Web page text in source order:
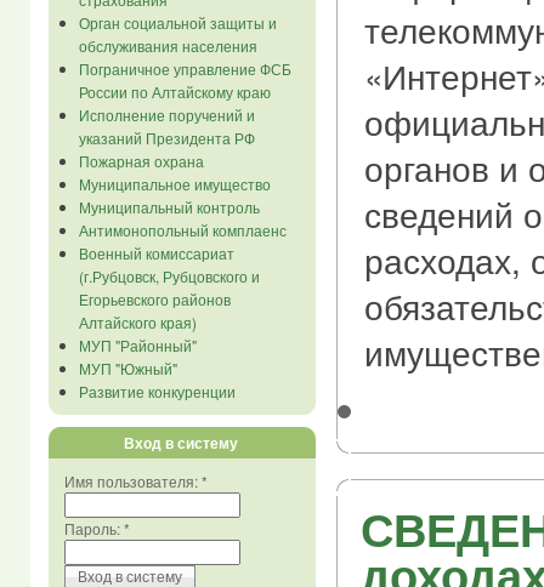
Орган социальной защиты и
обслуживания населения
Пограничное управление ФСБ
России по Алтайскому краю
Исполнение поручений и
указаний Президента РФ
Пожарная охрана
Муниципальное имущество
Муниципальный контроль
Антимонопольный комплаенс
Военный комиссариат
(г.Рубцовск, Рубцовского и
Егорьевского районов
Алтайского края)
МУП "Районный"
МУП "Южный"
Развитие конкуренции
Вход в систему
Имя пользователя:*
Пароль:*
органов и
сведений
расходах,